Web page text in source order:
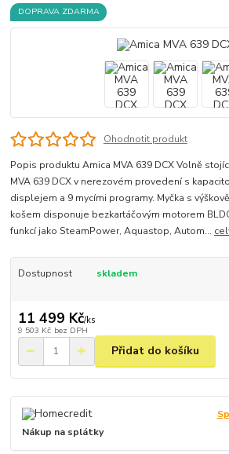
DOPRAVA ZDARMA
Ohodnotit produkt
Popis produktu Amica MVA 639 DCX Volně
MVA 639 DCX v nerezovém provedení s
displejem a 9 mycími programy. Myčka s
košem disponuje bezkartáčovým motorem
funkcí jako SteamPower, Aquastop, Autom...
Dostupnost skladem
11 499 Kč/ks
9 503 Kč bez DPH
Přidat do košíku
Nákup na splátky